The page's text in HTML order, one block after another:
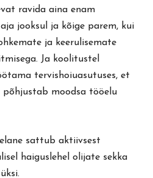
ravida aina enam
jooksul ja kõige parem, kui
ja keerulisemate
Ja koolitustel
tervishoiuasutuses, et
moodsa tööelu
sattub aktiivsest
haiguslehel olijate sekka